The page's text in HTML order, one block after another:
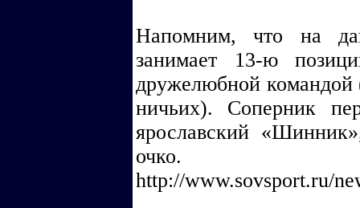
Напомним, что на
занимает 13-ю
дружелюбной командой
ничьих). Соперник
ярославский
очко.
http://www.sovsport.ru/